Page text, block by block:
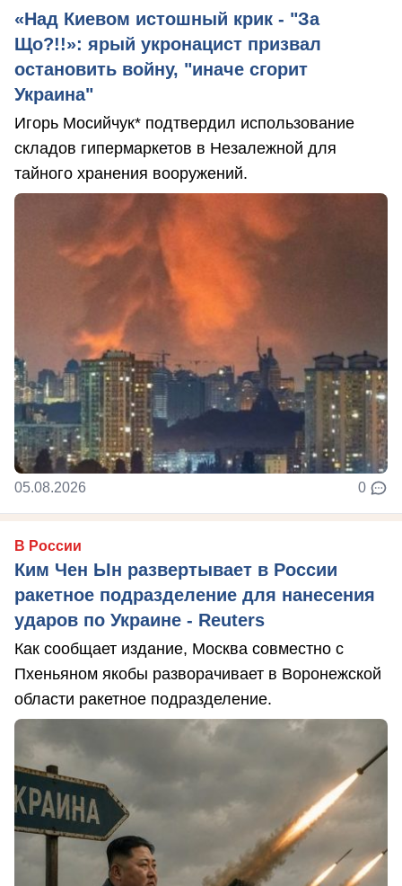
«Над Киевом истошный крик - "За
Що?!!»: ярый укронацист призвал
остановить войну, "иначе сгорит
Украина"
Игорь Мосийчук* подтвердил использование
складов гипермаркетов в Незалежной для
тайного хранения вооружений.
05.08.2026 0
В России
Ким Чен Ын развертывает в России
ракетное подразделение для нанесения
ударов по Украине - Reuters
Как сообщает издание, Москва совместно с
Пхеньяном якобы разворачивает в Воронежской
области ракетное подразделение.